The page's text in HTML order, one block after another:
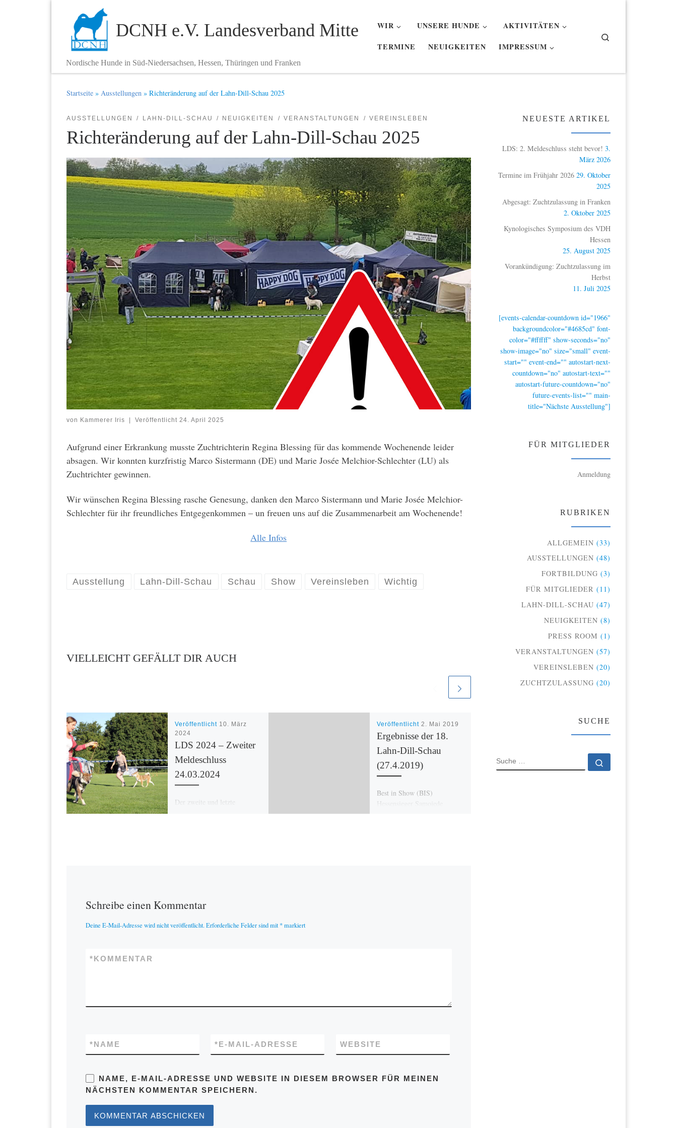
Zum Inhalt springen
DCNH e.V. Landesverband Mitte
Nordische Hunde in Süd-Niedersachsen, Hessen, Thüringen und Franken
WIR UNSERE HUNDE
AKTIVITÄTEN
TERMINE
NEUIGKEITEN IMPRESSUM
Startseite » Ausstellungen » Richteränderung auf der Lahn-Dill-Schau 2025
AUSSTELLUNGEN LAHN-DILL-SCHAU NEUIGKEITEN VERANSTALTUNGEN VEREINSLEBEN
Richteränderung auf der Lahn-Dill-Schau 2025
von Kammerer Iris Veröffentlicht 24. April 2025
Aufgrund einer Erkrankung musste Zuchtrichterin Regina Blessing für das kommende Wochenende leider
absagen. Wir konnten kurzfristig Marco Sistermann (DE) und Marie Josée Melchior-Schlechter (LU) als
Zuchtrichter gewinnen.
Wir wünschen Regina Blessing rasche Genesung, danken den Marco Sistermann und Marie Josée Melchior-
Schlechter für ihr freundliches Entgegenkommen – un freuen uns auf die Zusammenarbeit am Wochenende!
Alle Infos
Ausstellung Lahn-Dill-Schau Schau Show Vereinsleben Wichtig
VIELLEICHT GEFÄLLT DIR AUCH
Veröffentlicht 10. März
2024
LDS 2024 – Zweiter
Meldeschluss
24.03.2024
Der zweite und letzte
Veröffentlicht 2. Mai 2019
Ergebnisse der 18.
Lahn-Dill-Schau
(27.4.2019)
Best in Show (BIS)
Hessensieger Samojede
Veröffentlicht
2023
LDS
Schreibe einen Kommentar
Deine E-Mail-Adresse wird nicht veröffentlicht. Erforderliche Felder sind mit*markiert
KOMMENTAR
*
NAME
* E-MAIL-ADRESSE
* WEBSITE
NAME, E-MAIL-ADRESSE UND WEBSITE IN DIESEM BROWSER FÜR MEINEN
NÄCHSTEN KOMMENTAR SPEICHERN.
NEUESTE ARTIKEL
LDS: 2. Meldeschluss steht bevor! 3.
März 2026
Termine im Frühjahr 2026 29. Oktober
2025
Abgesagt: Zuchtzulassung in Franken
2. Oktober 2025
Kynologisches Symposium des VDH
Hessen
25. August 2025
Vorankündigung: Zuchtzulassung im
Herbst
11. Juli 2025
[events-calendar-countdown id="1966"
backgroundcolor="#4685cd" font-
color="#ffffff" show-seconds="no"
show-image="no" size="small" event-
start="" event-end="" autostart-next-
countdown="no" autostart-text=""
autostart-future-countdown="no"
future-events-list="" main-
title="Nächste Ausstellung"]
FÜR MITGLIEDER
Anmeldung
RUBRIKEN
ALLGEMEIN (33)
AUSSTELLUNGEN (48)
FORTBILDUNG (3)
FÜR MITGLIEDER (11)
LAHN-DILL-SCHAU (47)
NEUIGKEITEN (8)
PRESS ROOM (1)
VERANSTALTUNGEN (57)
VEREINSLEBEN (20)
ZUCHTZULASSUNG (20)
SUCHE
SUCHE